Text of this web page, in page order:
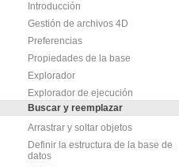
Introducción
Gestión de archivos 4D
Preferencias
Propiedades de la base
Explorador
Explorador de ejecución
Buscar y reemplazar
Arrastrar y soltar objetos
Definir la estructura de la base de
datos